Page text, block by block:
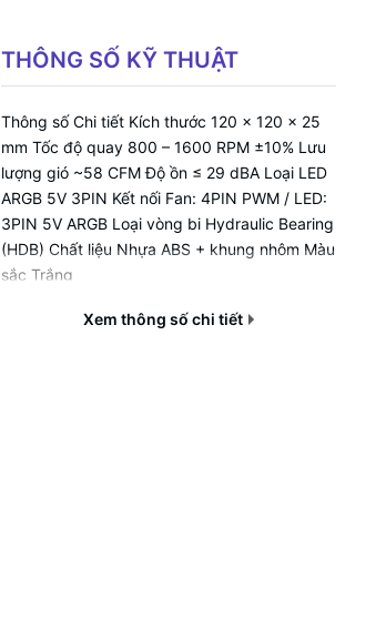
THÔNG SỐ KỸ THUẬT
Thông số Chi tiết Kích thước 120 x 120 x 25
mm Tốc độ quay 800 – 1600 RPM ±10% Lưu
lượng gió ~58 CFM Độ ồn ≤ 29 dBA Loại LED
ARGB 5V 3PIN Kết nối Fan: 4PIN PWM / LED:
3PIN 5V ARGB Loại vòng bi Hydraulic Bearing
(HDB) Chất liệu Nhựa ABS + khung nhôm Màu
sắc Trắng
Xem thông số chi tiết